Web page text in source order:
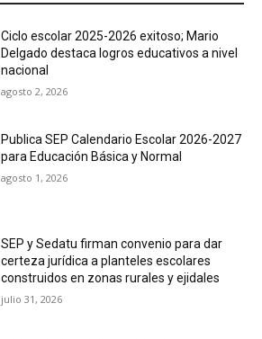
Ciclo escolar 2025-2026 exitoso; Mario
Delgado destaca logros educativos a nivel
nacional
agosto 2, 2026
Publica SEP Calendario Escolar 2026-2027
para Educación Básica y Normal
agosto 1, 2026
SEP y Sedatu firman convenio para dar
certeza jurídica a planteles escolares
construidos en zonas rurales y ejidales
julio 31, 2026